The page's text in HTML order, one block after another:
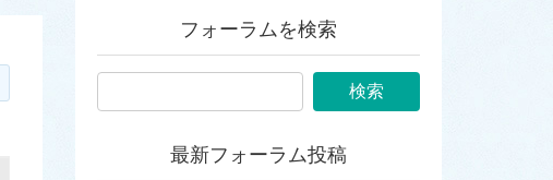
フォーラムを検索
最新フォーラム投稿